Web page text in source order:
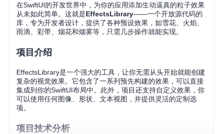
在SwiftUI的开发世界中，为你的应用添加生动逼真的粒子效果
从未如此简单。这就是EffectsLibrary——一个开放源代码的
库，专为开发者设计，提供了各种预设效果，如雪花、火焰、
雨滴、彩带、烟花和烟雾等，只需几步操作就能实现。
项目介绍
EffectsLibrary是一个强大的工具，让你无需从头开始就能创建
复杂的视觉效果。它包含了一系列预先构建的效果，可以直接
集成到你的SwiftUI布局中。此外，项目还支持自定义效果，你
可以使用任何图像、形状、文本视图，并提供灵活的定制选
项。
项目技术分析